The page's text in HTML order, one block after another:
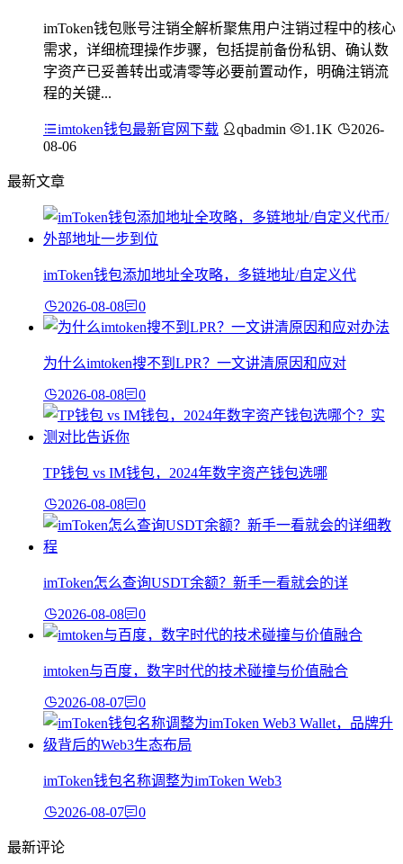
imToken钱包账号注销全解析聚焦用户注销过程中的核心
需求，详细梳理操作步骤，包括提前备份私钥、确认数
字资产已妥善转出或清零等必要前置动作，明确注销流
程的关键...
imtoken钱包最新官网下载 qbadmin 1.1K
2026-
08-06
最新文章
imToken钱包添加地址全攻略，多链地址/自定义代
2026-08-08 0
为什么imtoken搜不到LPR？一文讲清原因和应对
2026-08-08 0
TP钱包 vs IM钱包，2024年数字资产钱包选哪
2026-08-08 0
imToken怎么查询USDT余额？新手一看就会的详
2026-08-08 0
imtoken与百度，数字时代的技术碰撞与价值融合
2026-08-07 0
imToken钱包名称调整为imToken Web3
2026-08-07 0
最新评论